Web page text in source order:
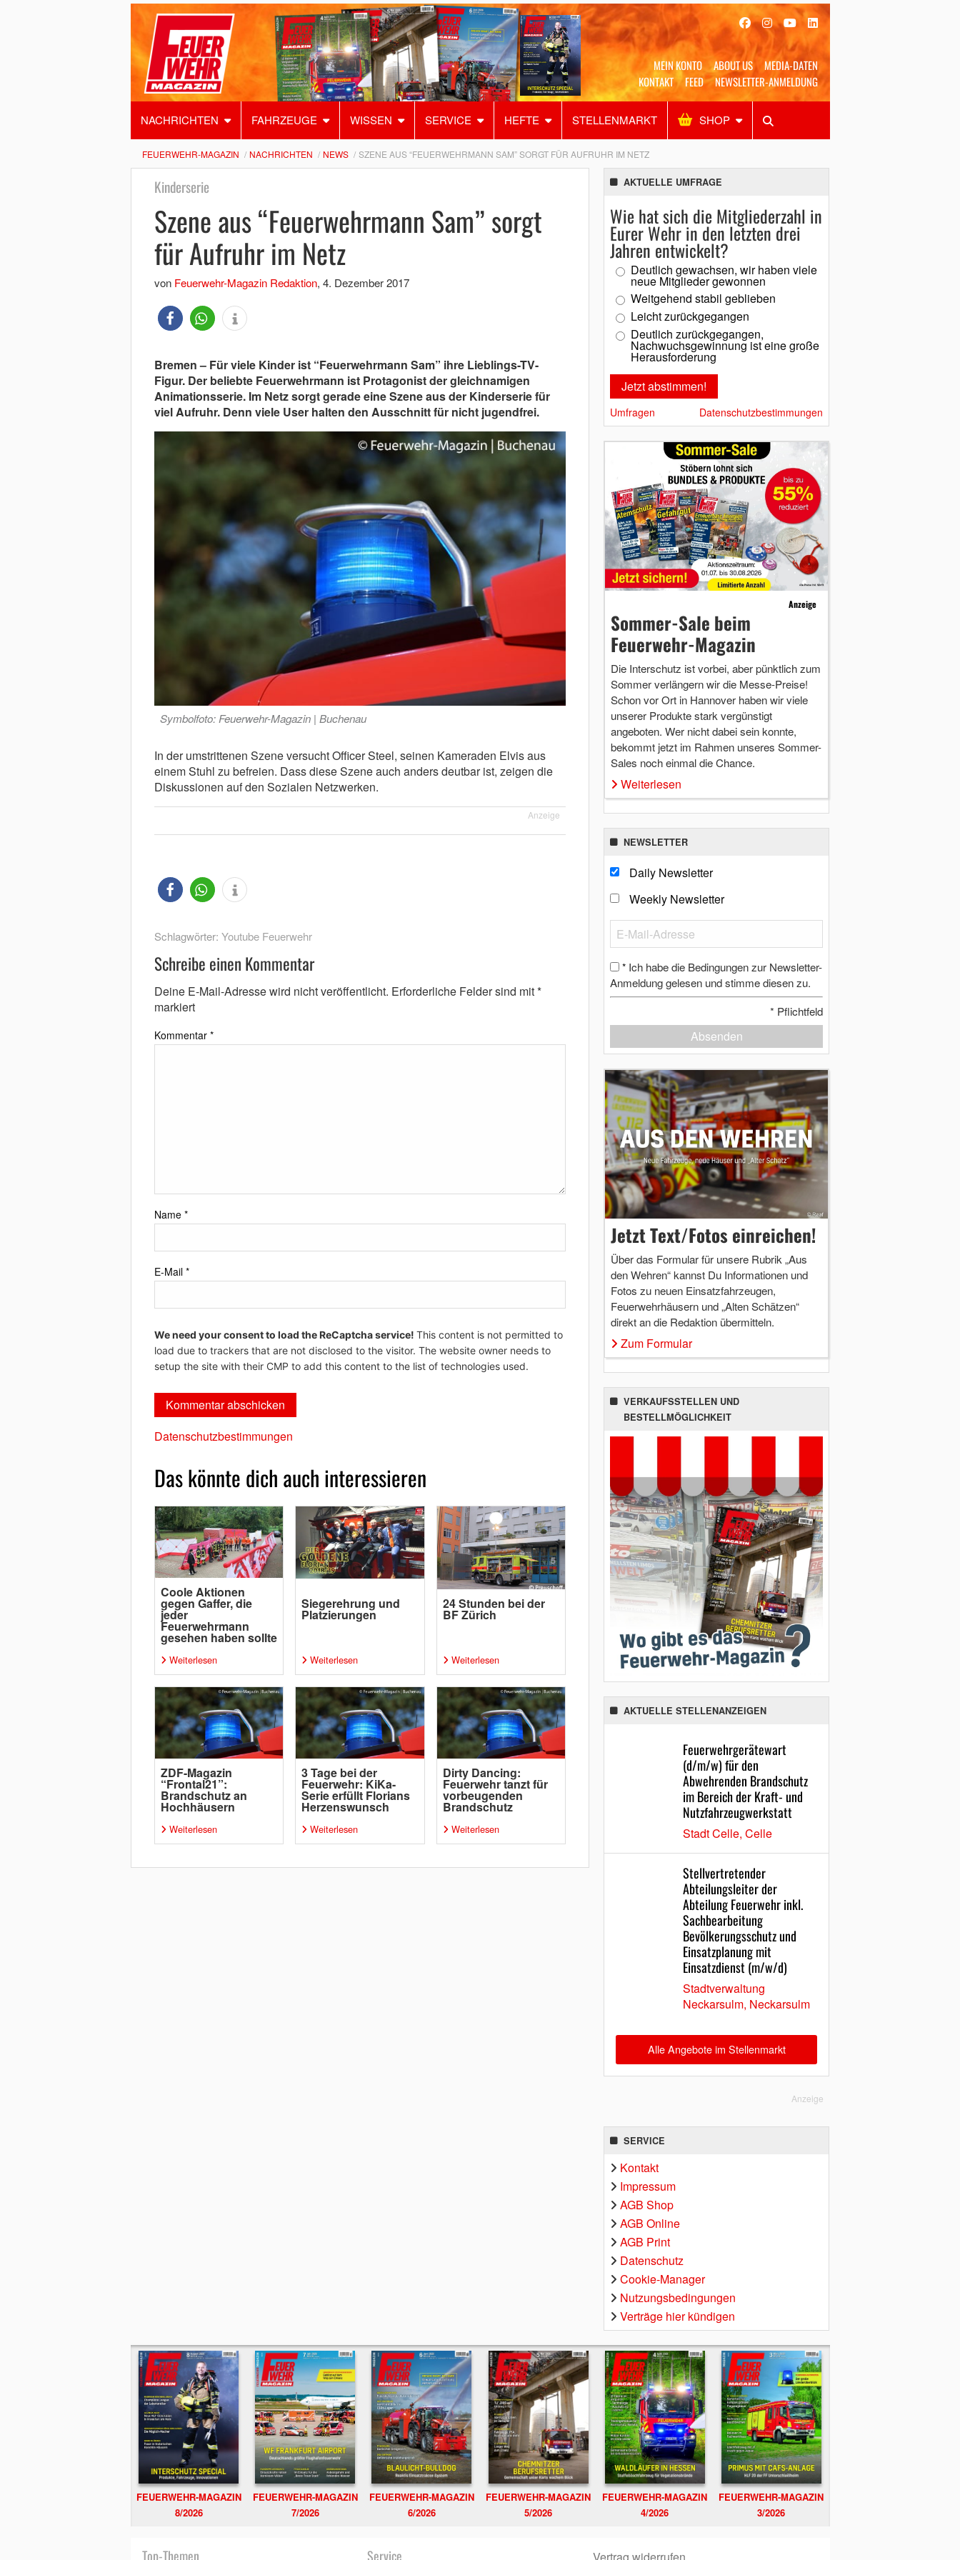
MEIN KONTO ABOUT US
MEDIA-DATEN
KONTAKT
FEED NEWSLETTER-ANMELDUNG
NACHRICHTEN FAHRZEUGE WISSEN SERVICE HEFTE STELLENMARKT SHOP
Alles Shop SUCHEN
FEUERWEHR-MAGAZIN NACHRICHTEN NEWS SZENE AUS “FEUERWEHRMANN SAM” SORGT FÜR AUFRUHR IM NETZ
Kinderserie
Szene aus “Feuerwehrmann Sam” sorgt
für Aufruhr im Netz
von Feuerwehr-Magazin Redaktion, 4. Dezember 2017
Bremen – Für viele Kinder ist “Feuerwehrmann Sam” ihre Lieblings-TV-
Figur. Der beliebte Feuerwehrmann ist Protagonist der gleichnamigen
Animationsserie. Im Netz sorgt gerade eine Szene aus der Kinderserie für
viel Aufruhr. Denn viele User halten den Ausschnitt für nicht jugendfrei.
Symbolfoto: Feuerwehr-Magazin | Buchenau
In der umstrittenen Szene versucht Officer Steel, seinen Kameraden Elvis aus
einem Stuhl zu befreien. Dass diese Szene auch anders deutbar ist, zeigen die
Diskussionen auf den Sozialen Netzwerken.
Anzeige
Schlagwörter: Youtube Feuerwehr
Schreibe einen Kommentar
Deine E-Mail-Adresse wird nicht veröffentlicht. Erforderliche Felder sind mit*
markiert
Kommentar *
Name *
E-Mail *
We need your consent to load the ReCaptcha service! This content is not permitted to
load due to trackers that are not disclosed to the visitor. The website owner needs to
setup the site with their CMP to add this content to the list of technologies used.
Datenschutzbestimmungen
Das könnte dich auch interessieren
Coole Aktionen
gegen Gaffer, die
jeder
Feuerwehrmann
gesehen haben sollte
Weiterlesen
Siegerehrung und
Platzierungen
Weiterlesen
24 Stunden bei der
BF Zürich
Weiterlesen
ZDF-Magazin
“Frontal21”:
Brandschutz an
Hochhäusern
Weiterlesen
3 Tage bei der
Feuerwehr: KiKa-
Serie erfüllt Florians
Herzenswunsch
Weiterlesen
Dirty Dancing:
Feuerwehr tanzt für
vorbeugenden
Brandschutz
Weiterlesen
AKTUELLE UMFRAGE
Wie hat sich die Mitgliederzahl in
Eurer Wehr in den letzten drei
Jahren entwickelt?
Deutlich gewachsen, wir haben viele
neue Mitglieder gewonnen
Weitgehend stabil geblieben
Leicht zurückgegangen
Deutlich zurückgegangen,
Nachwuchsgewinnung ist eine große
Herausforderung
Umfragen Datenschutzbestimmungen
Anzeige
Sommer-Sale beim
Feuerwehr-Magazin
Die Interschutz ist vorbei, aber pünktlich zum
Sommer verlängern wir die Messe-Preise!
Schon vor Ort in Hannover haben wir viele
unserer Produkte stark vergünstigt
angeboten. Wer nicht dabei sein konnte,
bekommt jetzt im Rahmen unseres Sommer-
Sales noch einmal die Chance.
Weiterlesen
NEWSLETTER
Daily Newsletter
Weekly Newsletter
* Ich habe die Bedingungen zur Newsletter-
Anmeldung gelesen und stimme diesen zu.
* Pflichtfeld
Absenden
Jetzt Text/Fotos einreichen!
Über das Formular für unsere Rubrik „Aus
den Wehren“ kannst Du Informationen und
Fotos zu neuen Einsatzfahrzeugen,
Feuerwehrhäusern und „Alten Schätzen“
direkt an die Redaktion übermitteln.
Zum Formular
VERKAUFSSTELLEN UND
BESTELLMÖGLICHKEIT
AKTUELLE STELLENANZEIGEN
Feuerwehrgerätewart
(d/m/w) für den
Abwehrenden Brandschutz
im Bereich der Kraft- und
Nutzfahrzeugwerkstatt
Stadt Celle, Celle
Stellvertretender
Abteilungsleiter der
Abteilung Feuerwehr inkl.
Sachbearbeitung
Bevölkerungsschutz und
Einsatzplanung mit
Einsatzdienst (m/w/d)
Stadtverwaltung
Neckarsulm, Neckarsulm
Alle Angebote im Stellenmarkt
Anzeige
SERVICE
Kontakt
Impressum
AGB Shop
AGB Online
AGB Print
Datenschutz
Cookie-Manager
Nutzungsbedingungen
Verträge hier kündigen
FEUERWEHR-MAGAZIN
8/2026
FEUERWEHR-MAGAZIN
7/2026
FEUERWEHR-MAGAZIN
6/2026
FEUERWEHR-MAGAZIN
5/2026
FEUERWEHR-MAGAZIN
4/2026
FEUERWEHR-MAGAZIN
3/2026
Top-Themen Service